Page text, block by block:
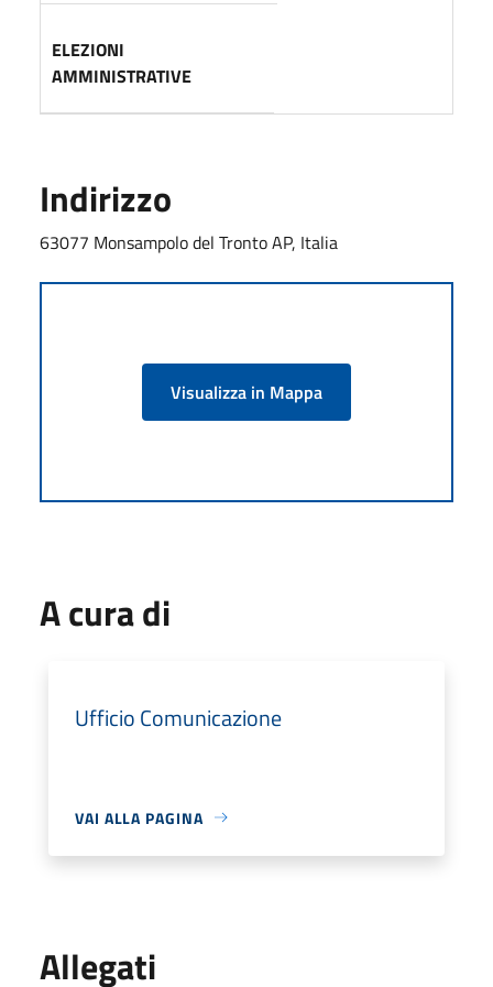
ELEZIONI
AMMINISTRATIVE
Indirizzo
63077 Monsampolo del Tronto AP, Italia
Visualizza in Mappa
A cura di
Ufficio Comunicazione
VAI ALLA PAGINA
Allegati